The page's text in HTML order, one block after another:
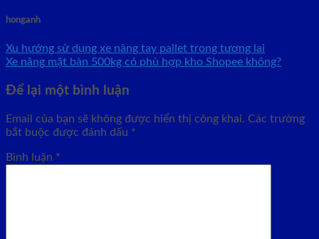
honganh
Xu hướng sử dụng xe nâng tay pallet trong tương lai
Xe nâng mặt bàn 500kg có phù hợp kho Shopee không?
Để lại một bình luận
Email của bạn sẽ không được hiển thị công khai. Các trường
bắt buộc được đánh dấu *
Bình luận *